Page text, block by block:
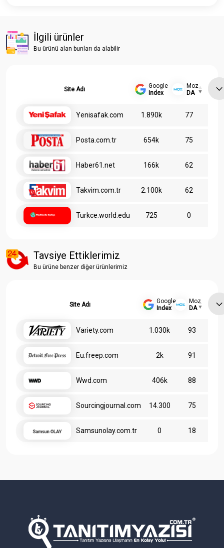
İlgili ürünler
Bu ürünü alan bunları da alabilir
Site Adı
Google
Index
Moz
DA
Yenisafak.com 1.890k 77
Posta.com.tr 654k 75
Haber61.net 166k 62
Takvim.com.tr 2.100k 62
Turkce.world.edu 725 0
Tavsiye Ettiklerimiz
Bu ürüne benzer diğer ürünlerimiz
Site Adı
Google
Index
Moz
DA
Variety.com 1.030k 93
Eu.freep.com 2k 91
Wwd.com 406k 88
Sourcingjournal.com 14.300 75
Samsunolay.com.tr 0 18